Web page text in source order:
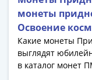
1991
Гражданская
война
Банкноты
царской
монеты
Освоение
Какие монеты
выглядят
в каталог монет